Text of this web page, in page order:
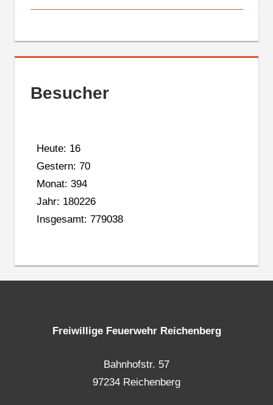
Besucher
Heute: 16
Gestern: 70
Monat: 394
Jahr: 180226
Insgesamt: 779038
Freiwillige Feuerwehr Reichenberg
Bahnhofstr. 57
97234 Reichenberg